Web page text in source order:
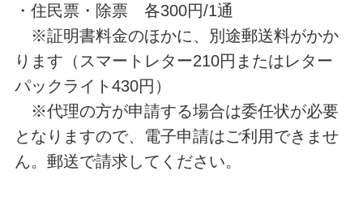
・住民票・除票 各300円/1通
※証明書料金のほかに、別途郵送料がかか
ります（スマートレター210円またはレター
パックライト430円）
※代理の方が申請する場合は委任状が必要
となりますので、電子申請はご利用できませ
ん。郵送で請求してください。